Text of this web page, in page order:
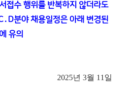
접수 행위를 반복하지 않더라도
분야 채용일정은 아래 변경된
유의
2025년 3월 11일